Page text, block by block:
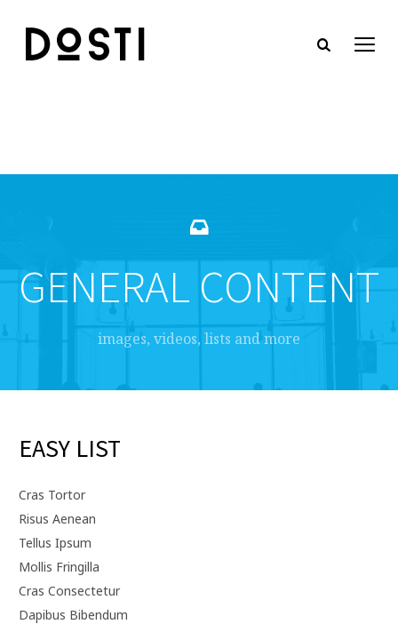
GENERAL CONTENT
images, videos, lists and more
EASY LIST
Cras Tortor
Risus Aenean
Tellus Ipsum
Mollis Fringilla
Cras Consectetur
Dapibus Bibendum